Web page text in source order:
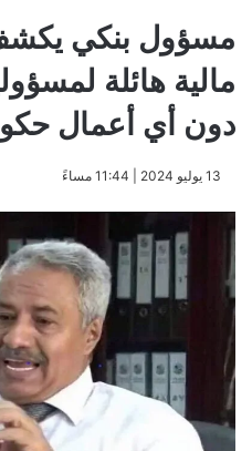
مسؤول بنكي
مالية هائلة
دون أي أعمال
​13 يوليو 2024 | 11:44 مساءً